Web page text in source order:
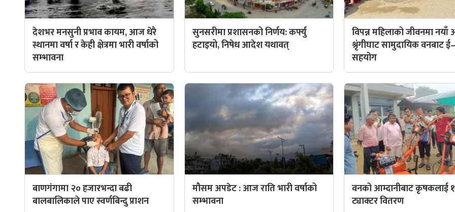
देशभर मनसुनी प्रभाव कायम, आज धेरै
स्थानमा वर्षा र केही क्षेत्रमा भारी वर्षाको
सम्भावना
सुनसरीमा प्रशासनको निर्णय: कर्फ्यु
हटाइयो, निषेध आदेश यथावत्
विपन्न महिलाको जीवनमा
श्रृंगीघाट सामुदायिक वनबाट
सहयोग
बाणगंगामा २० हजारभन्दा बढी
बालबालिकाले पाए स्वर्णबिन्दु प्राशन
मौसम अपडेट : आज राति भारी वर्षाको
सम्भावना
वनको आम्दानीबाट कृषकलाई
ट्याक्टर वितरण